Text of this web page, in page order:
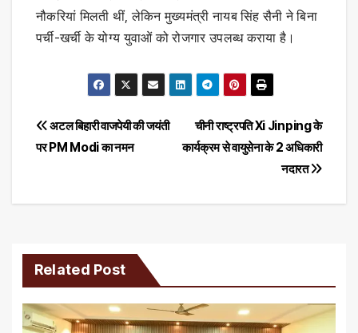
नौकरियां मिलती थीं, लेकिन मुख्यमंत्री नायब सिंह सैनी ने बिना
पर्ची-खर्ची के योग्य युवाओं को रोजगार उपलब्ध कराया है।
Post
navigation
चीनी राष्ट्रपति Xi Jinping के
कार्यक्रम से वायुसेना के 2 अधिकारी
नदारत
अटल बिहारी वाजपेयी की जयंती
पर PM Modi का नमन
Related Post